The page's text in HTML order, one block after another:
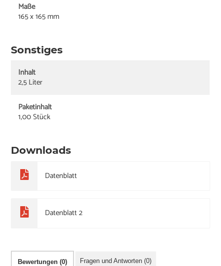
Maße
165 x 165 mm
Sonstiges
Inhalt
2,5 Liter
Paketinhalt
1,00 Stück
Downloads
Datenblatt
Datenblatt 2
Bewertungen (0) Fragen und Antworten (0)